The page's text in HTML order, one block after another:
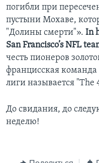
погибли при
пустыни Мохаве,
"Долины смерти"». In
San Francisco’s NFL
честь пионеров
францисская
лиги называется "The
До свидания, до
неделю!